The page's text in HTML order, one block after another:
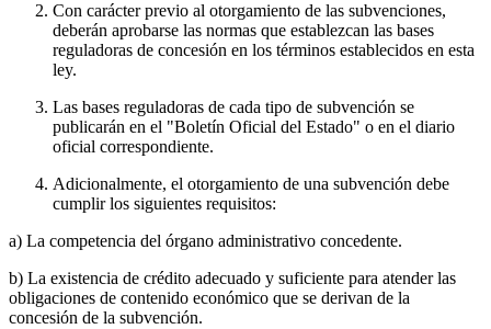
Con carácter previo al otorgamiento de las subvenciones,
deberán aprobarse las normas que establezcan las bases
reguladoras de concesión en los términos establecidos en esta
ley.
Las bases reguladoras de cada tipo de subvención se
publicarán en el "Boletín Oficial del Estado" o en el diario
oficial correspondiente.
Adicionalmente, el otorgamiento de una subvención debe
cumplir los siguientes requisitos:
a) La competencia del órgano administrativo concedente.
b) La existencia de crédito adecuado y suficiente para atender las
obligaciones de contenido económico que se derivan de la
concesión de la subvención.